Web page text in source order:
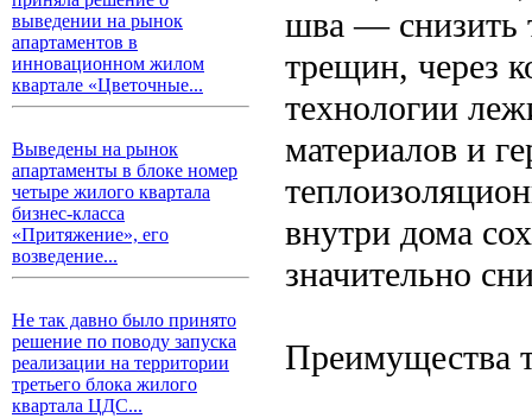
выведении на рынок
апартаментов в
инновационном жилом
квартале «Цветочные...
Выведены на рынок
апартаменты в блоке номер
четыре жилого квартала
бизнес-класса
«Притяжение», его
возведение...
Не так давно было принято
решение по поводу запуска
реализации на территории
третьего блока жилого
квартала ЦДС...
шва — снизить
трещин, через
технологии
материалов и
внутри дома
значительно
Преимущества